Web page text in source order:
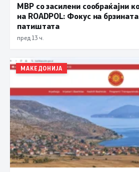
МВР со засилени сообраќајни
на ROADPOL: Фокус на
патиштата
пред 13 ч.
МАКЕДОНИЈА